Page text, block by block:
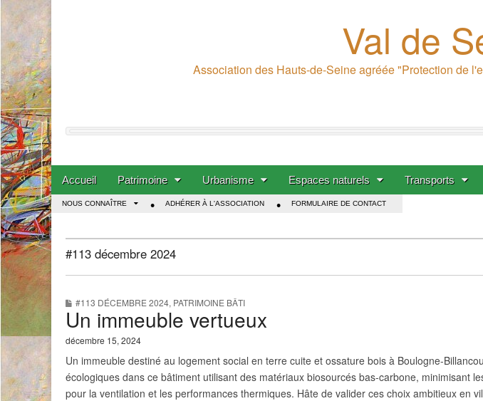
Val de
Association des Hauts-de-Seine agréée "Protection de
Main menu
Skip to content
Accueil Patrimoine Urbanisme Espaces naturels Transports
Sub menu
NOUS CONNAÎTRE ADHÉRER À L'ASSOCIATION FORMULAIRE DE CONTACT
#113 décembre 2024
#113 DÉCEMBRE 2024, PATRIMOINE BÂTI
Un immeuble vertueux
décembre 15, 2024
Un immeuble destiné au logement social en terre cuite et ossature bois à Boulogne-
écologiques dans ce bâtiment utilisant des matériaux biosourcés bas-carbone, minimisant
pour la ventilation et les performances thermiques. Hâte de valider ces choix ambitieux en